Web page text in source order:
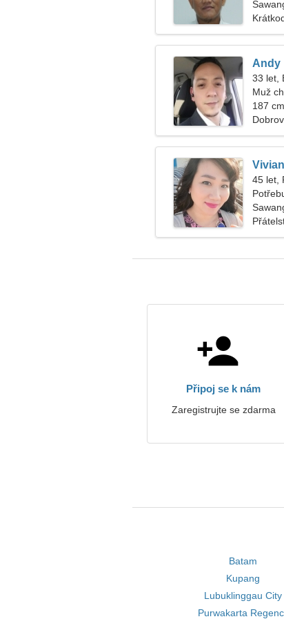
Andy
33 let,
Muž
187
Vivian
45 let,
Připoj se k nám
Zaregistrujte se zdarma
Batam
Kupang
Lubuklinggau City
Purwakarta